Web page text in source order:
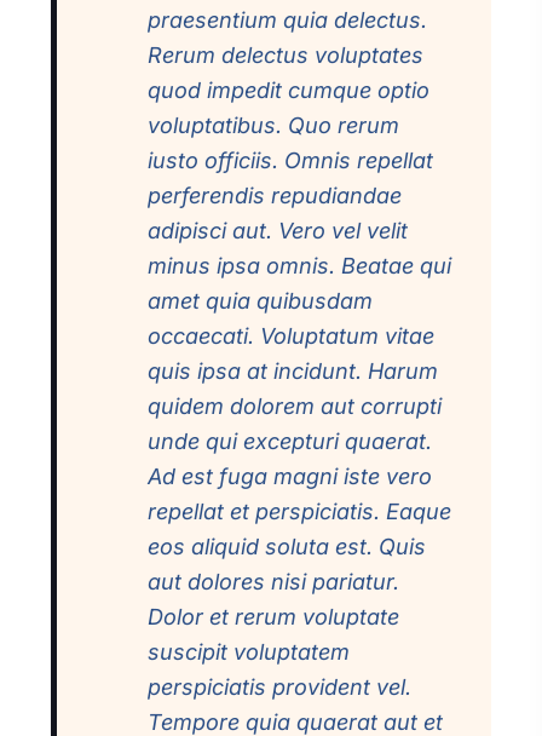
praesentium quia delectus.
Rerum delectus voluptates
quod impedit cumque optio
voluptatibus. Quo rerum
iusto officiis. Omnis repellat
perferendis repudiandae
adipisci aut. Vero vel velit
minus ipsa omnis. Beatae qui
amet quia quibusdam
occaecati. Voluptatum vitae
quis ipsa at incidunt. Harum
quidem dolorem aut corrupti
unde qui excepturi quaerat.
Ad est fuga magni iste vero
repellat et perspiciatis. Eaque
eos aliquid soluta est. Quis
aut dolores nisi pariatur.
Dolor et rerum voluptate
suscipit voluptatem
perspiciatis provident vel.
Tempore quia quaerat aut et